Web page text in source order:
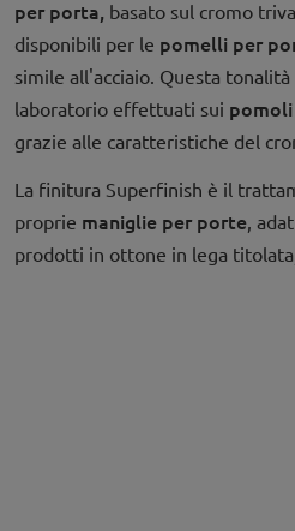
per porta, basato sul cromo
disponibili per le pomelli per
simile all'acciaio. Questa
laboratorio effettuati sui
grazie alle caratteristiche del
La finitura Superfinish è il
proprie maniglie per porte ,
prodotti in ottone in lega